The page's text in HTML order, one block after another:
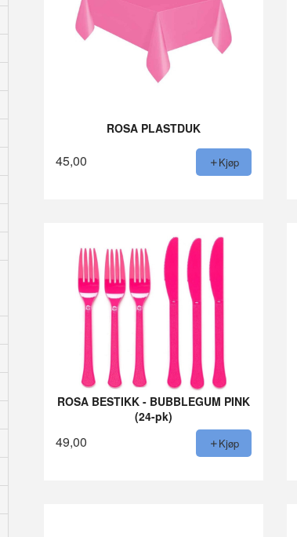
ROSA PLASTDUK
45,00 Kjøp
ROSA BESTIKK - BUBBLEGUM PINK
(24-pk)
49,00 Kjøp